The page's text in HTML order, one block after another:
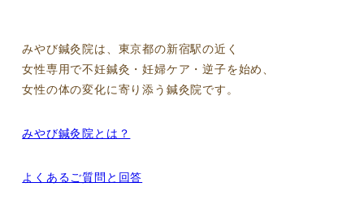
みやび鍼灸院は、東京都の新宿駅の近く
女性専用で不妊鍼灸・妊婦ケア・逆子を始め、
女性の体の変化に寄り添う鍼灸院です。
みやび鍼灸院とは？
よくあるご質問と回答